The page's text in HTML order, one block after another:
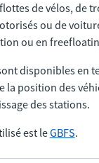
de vélos, de
ou de
ou en
disponibles en
la position des
des stations.
est leGBFS.